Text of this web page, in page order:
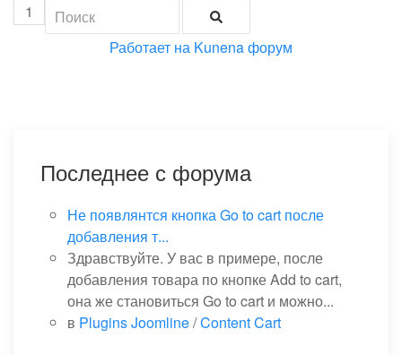
1
Работает на Kunena форум
Последнее с форума
Не появлянтся кнопка Go to cart после
добавления т...
Здравствуйте. У вас в примере, после
добавления товара по кнопке Add to cart,
она же становиться Go to cart и можно...
в Plugins Joomline/Content Cart